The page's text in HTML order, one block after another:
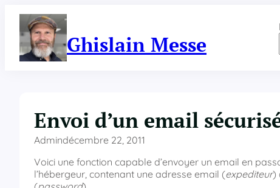
contenu
Ghislain Messe
Envoi d’un email
Admindécembre 22, 2011
Voici une fonction capable d’envoyer un email en
l’hébergeur, contenant une adresse email (expediteur)